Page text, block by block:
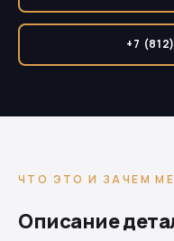
+7
ЧТО ЭТО И ЗАЧЕМ
Описание